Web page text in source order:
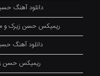
دانلود آهنگ
ریمیکس حسن زیرک و
دانلود آهنگ
ریمیکس حسن